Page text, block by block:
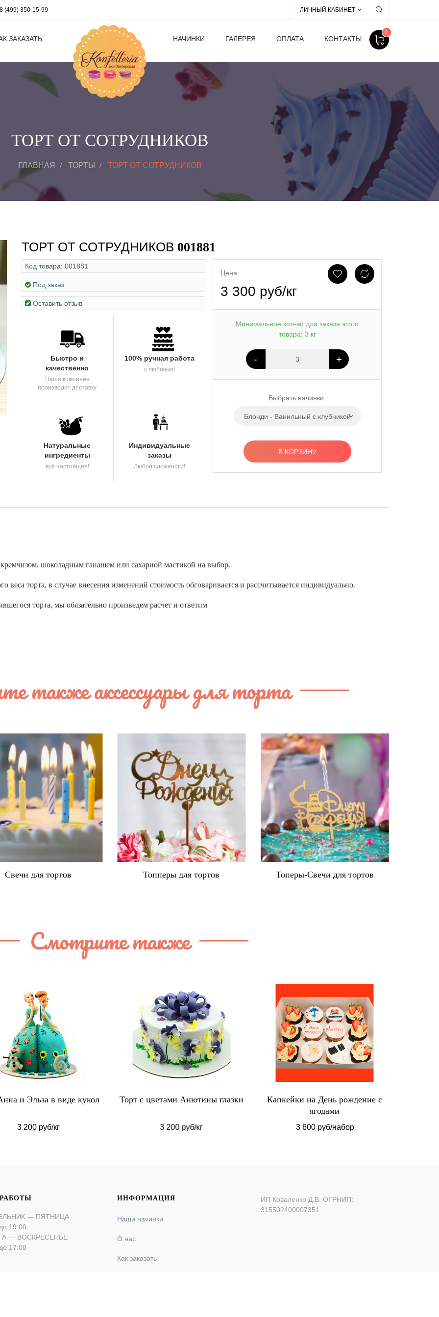
8 (499) 350-15-99 ЛИЧНЫЙ КАБИНЕТ
ЗАКАЗАТЬ НАЧИНКИ ГАЛЕРЕЯ ОПЛАТА КОНТАКТЫ
0
ТОРТ ОТ СОТРУДНИКОВ
ГЛАВНАЯ ТОРТЫ ТОРТ ОТ СОТРУДНИКОВ
ТОРТ ОТ СОТРУДНИКОВ 001881
Код товара: 001881
Под заказ
Оставить отзыв
Быстро и
качественно
Наша компания
производит доставку
100% ручная работа
с любовью!
Натуральные
ингредиенты
всё настоящее!
Индивидуальные
заказы
Любой сложности!
Цена:
3 300 руб/кг
Минимальное кол-во для заказа этого
товара: 3 кг
- +
Выбрать начинки:
Блонди - Ванильный с клубникой
В КОРЗИНУ
шоколадным ганашем или сахарной мастикой на выбор.
торта, в случае внесения изменений стоимость обговаривается и рассчитывается индивидуально.
торта, мы обязательно произведем расчет и ответим
также аксессуары для торта
Свечи для тортов Топперы для тортов Топеры-Свечи для тортов
Смотрите также
и Эльза в виде кукол
3 200 руб/кг
Торт с цветами Анютины глазки
3 200 руб/кг
Капкейки на День рождение с
ягодами
3 600 руб/набор
— ПЯТНИЦА
19:00
— ВОСКРЕСЕНЬЕ
17:00
ИНФОРМАЦИЯ
Наши начинки
О нас
Как заказать
ИП Коваленко Д.В. ОГРНИП:
315502400007351